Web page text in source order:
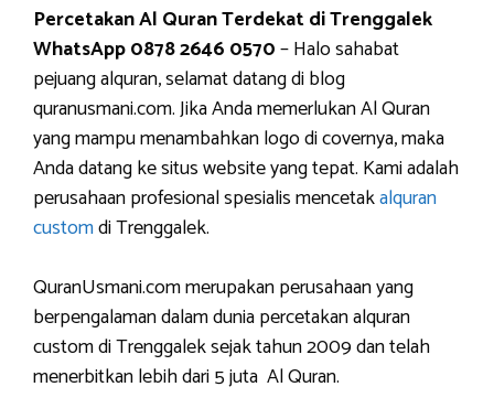
Percetakan Al Quran Terdekat di Trenggalek
WhatsApp 0878 2646 0570– Halo sahabat
pejuang alquran, selamat datang di blog
quranusmani.com. Jika Anda memerlukan Al Quran
yang mampu menambahkan logo di covernya, maka
Anda datang ke situs website yang tepat. Kami adalah
perusahaan profesional spesialis mencetakalquran
customdi Trenggalek.
QuranUsmani.com merupakan perusahaan yang
berpengalaman dalam dunia percetakan alquran
custom di Trenggalek sejak tahun 2009 dan telah
menerbitkan lebih dari 5 juta Al Quran.